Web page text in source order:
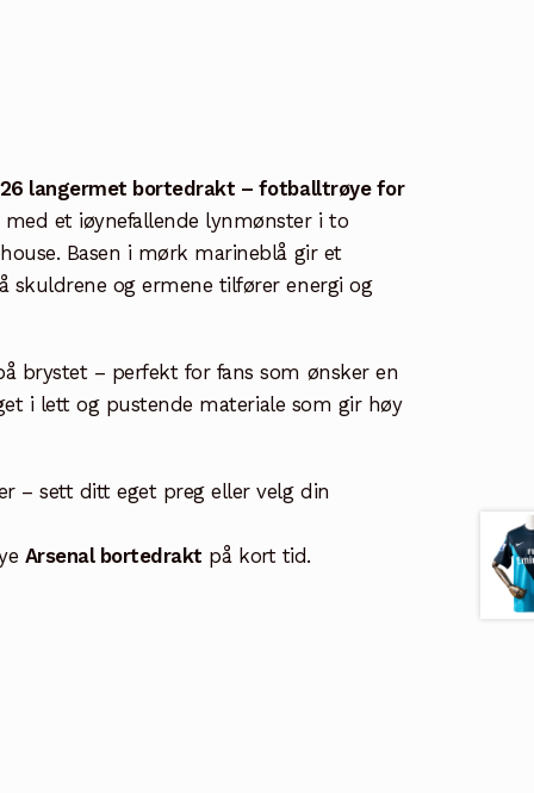
langermet bortedrakt – fotballtrøye for
et iøynefallende lynmønster i to
Basen i mørk marineblå gir et
og ermene tilfører energi og
brystet – perfekt for fans som ønsker en
i lett og pustende materiale som gir høy
– sett ditt eget preg eller velg din
Arsenal bortedrakt på kort tid.